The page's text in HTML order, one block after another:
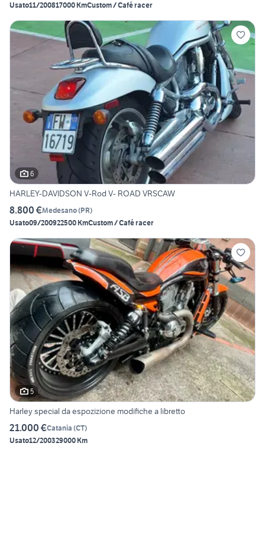
Usato11/200817000 KmCustom / Café racer
6
HARLEY-DAVIDSON V-Rod V- ROAD VRSCAW
8.800 €Medesano(PR)
Usato09/200922500 KmCustom / Café racer
5
Harley special da espozizione modifiche a libretto
21.000 €Catania (CT)
Usato12/200329000 Km